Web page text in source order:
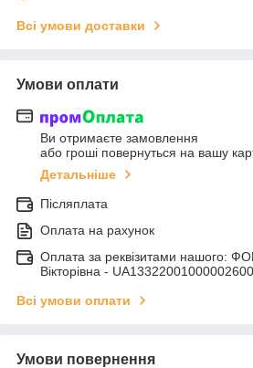
Всі умови доставки
Умови оплати
Ви отримаєте замовлення
або гроші повернуться на вашу
Детальніше
Післяплата
Оплата на рахунок
Оплата за реквізитами нашого:
Вікторівна -
Всі умови оплати
Умови повернення